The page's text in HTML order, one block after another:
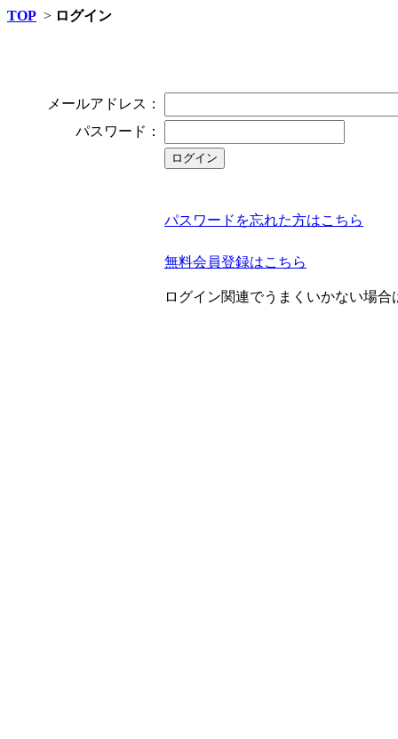
TOP > ログイン
メールアドレス：
パスワード：
パスワードを忘れた方はこちら
無料会員登録はこちら
ログイン関連でうまくいかない場